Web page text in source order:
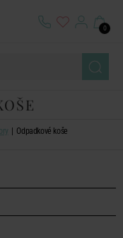
0
Odpadkové koše